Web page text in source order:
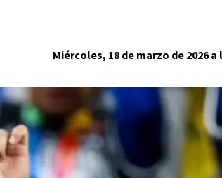
Miércoles, 18 de marzo de 2026 a